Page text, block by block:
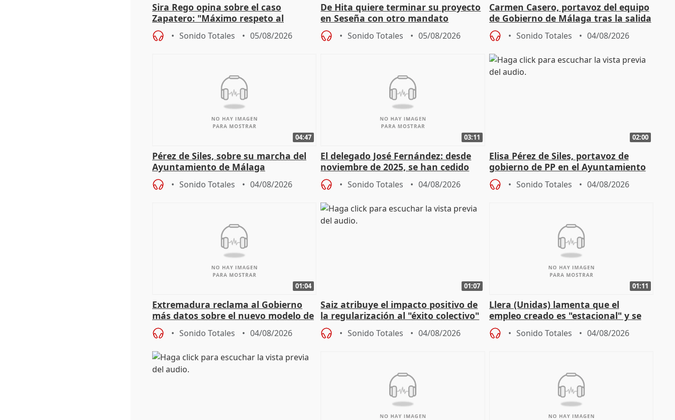
Sira Rego opina sobre el caso
Zapatero: "Máximo respeto al
proceso judicial"
Sonido Totales 05/08/2026
De Hita quiere terminar su proyecto
en Seseña con otro mandato
Sonido Totales 05/08/2026
Carmen Casero, portavoz del equipo
de Gobierno de Málaga tras la salida
de Pérez de Siles
Sonido Totales 04/08/2026
04:47
Pérez de Siles, sobre su marcha del
Ayuntamiento de Málaga
Sonido Totales 04/08/2026
03:11
El delegado José Fernández: desde
noviembre de 2025, se han cedido
9.810 ayudas por nacimiento
Sonido Totales 04/08/2026
02:00
Elisa Pérez de Siles, portavoz de
gobierno de PP en el Ayuntamiento
de Málaga, deja la política
Sonido Totales 04/08/2026
01:04
Extremadura reclama al Gobierno
más datos sobre el nuevo modelo de
financiación
Sonido Totales 04/08/2026
01:07
Saiz atribuye el impacto positivo de
la regularización al "éxito colectivo"
del Gobierno
Sonido Totales 04/08/2026
01:11
Llera (Unidas) lamenta que el
empleo creado es "estacional" y se
"esfumará" al acabar el verano
Sonido Totales 04/08/2026